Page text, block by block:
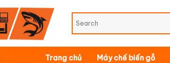
Trang chủ Máy chế biến gỗ